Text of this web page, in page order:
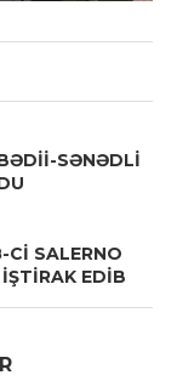
SƏNƏDLİ
Cİ SALERNO
EDİB